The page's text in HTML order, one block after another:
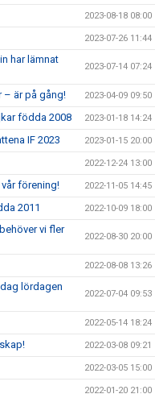
2023-08-18 08:00
2023-07-26 11:44
har lämnat
2023-07-14 07:24
– är på gång! 2023-04-09 09:50
födda 2008 2023-01-18 14:24
IF 2023 2023-01-15 20:00
2022-12-24 13:00
förening! 2022-11-05 14:45
2011 2022-10-09 18:00
vi fler
2022-08-30 20:00
2022-08-08 13:26
lördagen
2022-07-04 09:53
2022-05-14 18:24
2022-03-08 09:21
2022-03-05 15:00
2022-01-20 21:00